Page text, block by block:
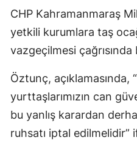
CHP Kahramanmaraş
yetkili kurumlara taş
vazgeçilmesi çağrısında
Öztunç, açıklamasında,
yurttaşlarımızın can
bu yanlış karardan
ruhsatı iptal edilmelidir”